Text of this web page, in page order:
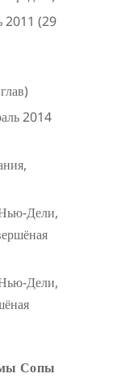
2011 (29
2014
Дели,
Дели,
Сопы